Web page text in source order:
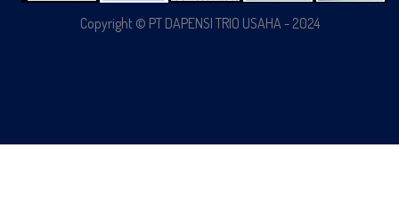
Copyright © PT DAPENSI TRIO USAHA - 2024